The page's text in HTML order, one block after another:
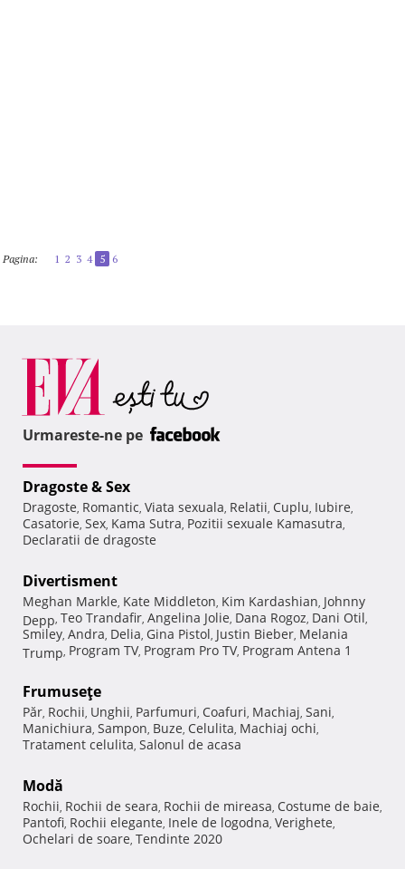
Pagina: 1 2 3 4 5 6
Urmareste-ne pe
Dragoste & Sex
Dragoste, Romantic, Viata sexuala, Relatii, Cuplu, Iubire,
Casatorie, Sex, Kama Sutra, Pozitii sexuale Kamasutra,
Declaratii de dragoste
Divertisment
Meghan Markle, Kate Middleton, Kim Kardashian, Johnny
Depp, Teo Trandafir, Angelina Jolie, Dana Rogoz, Dani Otil,
Smiley, Andra, Delia, Gina Pistol, Justin Bieber, Melania
Trump, Program TV, Program Pro TV, Program Antena 1
Frumuseţe
Păr, Rochii, Unghii, Parfumuri, Coafuri, Machiaj, Sani,
Manichiura, Sampon, Buze, Celulita, Machiaj ochi,
Tratament celulita, Salonul de acasa
Modă
Rochii, Rochii de seara, Rochii de mireasa, Costume de baie,
Pantofi, Rochii elegante, Inele de logodna, Verighete,
Ochelari de soare, Tendinte 2020